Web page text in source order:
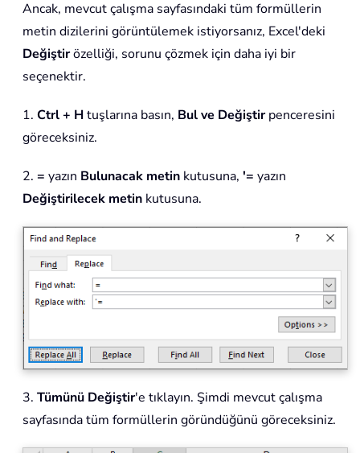
Ancak, mevcut çalışma sayfasındaki tüm formüllerin
metin dizilerini görüntülemek istiyorsanız, Excel'deki
Değiştirözelliği, sorunu çözmek için daha iyi bir
seçenektir.
1. Ctrl + Htuşlarına basın, Bul ve Değiştirpenceresini
göreceksiniz.
2. = yazın Bulunacak metin kutusuna, '= yazın
Değiştirilecek metin kutusuna.
3. Tümünü Değiştir'e tıklayın. Şimdi mevcut çalışma
sayfasında tüm formüllerin göründüğünü göreceksiniz.